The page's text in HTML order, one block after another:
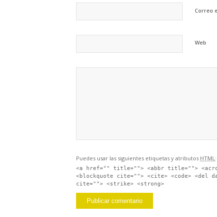
Correo
Web
Puedes usar las siguientes etiquetas y atributos HTML :
<a href="" title=""> <abbr title="">
<blockquote cite=""> <cite> <code> <del
cite=""> <strike> <strong>